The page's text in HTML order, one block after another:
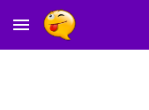
Skip to main content